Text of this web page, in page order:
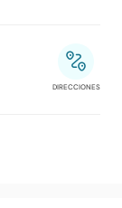
DIRECCIONES